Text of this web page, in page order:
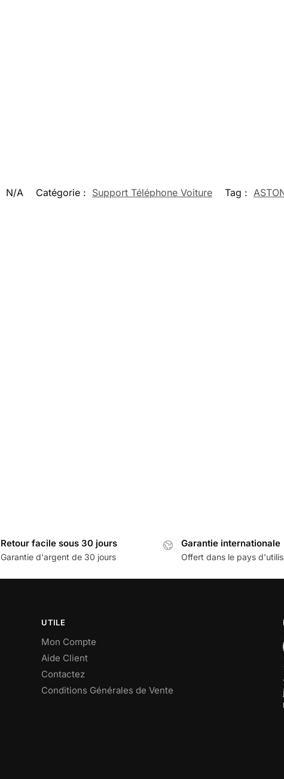
N/A Catégorie : Support Téléphone Voiture Tag :
Retour facile sous 30 jours
Garantie d'argent de 30 jours
Garantie internationale
Offert dans le pays
UTILE
Mon Compte
Aide Client
Contactez
Conditions Générales de Vente